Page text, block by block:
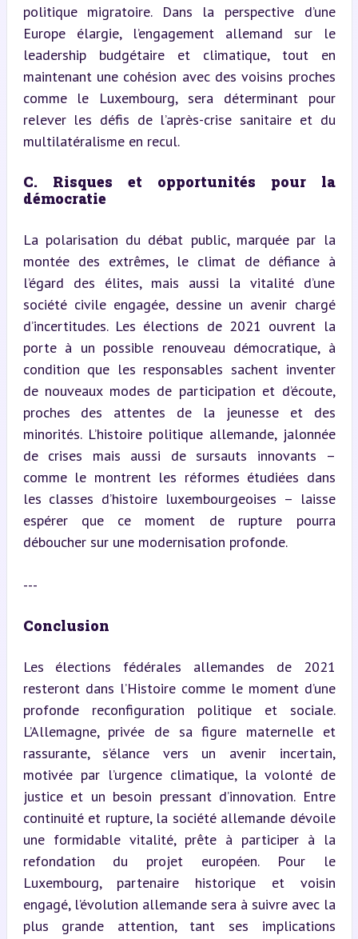
politique migratoire. Dans la perspective d’une
Europe élargie, l’engagement allemand sur le
leadership budgétaire et climatique, tout en
maintenant une cohésion avec des voisins proches
comme le Luxembourg, sera déterminant pour
relever les défis de l’après-crise sanitaire et du
multilatéralisme en recul.
C. Risques et opportunités pour la
démocratie
La polarisation du débat public, marquée par la
montée des extrêmes, le climat de défiance à
l’égard des élites, mais aussi la vitalité d’une
société civile engagée, dessine un avenir chargé
d’incertitudes. Les élections de 2021 ouvrent la
porte à un possible renouveau démocratique, à
condition que les responsables sachent inventer
de nouveaux modes de participation et d’écoute,
proches des attentes de la jeunesse et des
minorités. L’histoire politique allemande, jalonnée
de crises mais aussi de sursauts innovants –
comme le montrent les réformes étudiées dans
les classes d’histoire luxembourgeoises – laisse
espérer que ce moment de rupture pourra
déboucher sur une modernisation profonde.
---
Conclusion
Les élections fédérales allemandes de 2021
resteront dans l’Histoire comme le moment d’une
profonde reconfiguration politique et sociale.
L’Allemagne, privée de sa figure maternelle et
rassurante, s’élance vers un avenir incertain,
motivée par l’urgence climatique, la volonté de
justice et un besoin pressant d’innovation. Entre
continuité et rupture, la société allemande dévoile
une formidable vitalité, prête à participer à la
refondation du projet européen. Pour le
Luxembourg, partenaire historique et voisin
engagé, l’évolution allemande sera à suivre avec la
plus grande attention, tant ses implications